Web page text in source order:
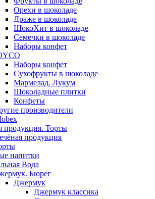
Орехи в шоколаде
Драже в шоколаде
ШокоХит в шоколаде
Семечки в шоколаде
Наборы конфет
Наборы конфет
Сухофрукты в шоколаде
Мармелад. Лукум
Шоколадные плитки
Конфеты
производители
продукция. Торты
продукция
напитки
Вода
Бюрег
Джермук
Джермук классика